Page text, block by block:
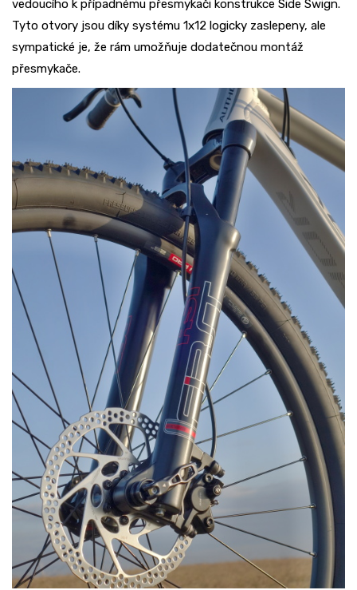
vedoucího k případnému přesmykači konstrukce Side Swign.
Tyto otvory jsou díky systému 1x12 logicky zaslepeny, ale
sympatické je, že rám umožňuje dodatečnou montáž
přesmykače.